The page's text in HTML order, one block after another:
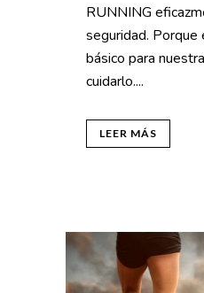
RUNNING
seguridad.
básico para
cuidarlo....
LEER MÁS